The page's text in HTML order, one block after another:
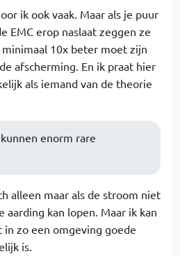
ik ook vaak. Maar als je puur
EMC erop naslaat zeggen ze
10x beter moet zijn
afscherming. En ik praat hier
als iemand van de theorie
enorm rare
alleen maar als de stroom niet
aarding kan lopen. Maar ik kan
zo een omgeving goede
is.